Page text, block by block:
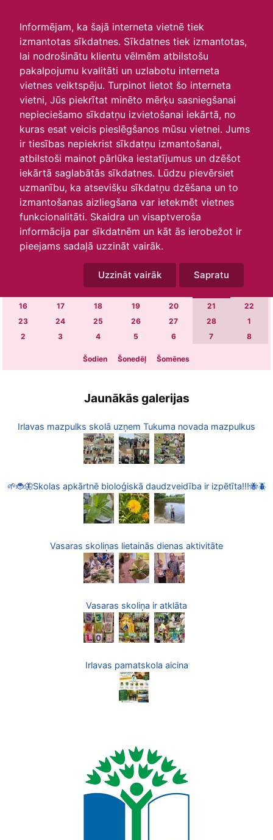
Informējam, ka šajā interneta vietnē tiek
izmantotas sīkdatnes. Sīkdatnes tiek izmantotas,
lai nodrošinātu klientu vēlmēm atbilstošu
pakalpojumu kvalitāti un uzlabotu interneta
vietnes veiktspēju. Turpinot lietot šo interneta
vietni, Jūs piekrītat minēto mērķu sasniegšanai
nepieciešamo sīkdatņu izvietošanai iekārtā, no
kuras esat veicis pieslēgšanos mūsu vietnei. Jums
ir tiesības nepiekrist sīkdatņu izmantošanai,
atbilstoši mainot pārlūka iestatījumus un dzēšot
iekārtā saglabātās sīkdatnes. Lūdzu pievērsiet
uzmanību, ka atsevišķu sīkdatņu dzēšana un to
izmantošanas aizliegšana var ietekmēt vietnes
funkcionalitāti. Skaidra un visaptveroša
informācija par sīkdatnēm un kāt ās ierobežot ir
pieejams sadaļā uzzināt vairāk.
Uzzināt vairāk Sapratu
Skats :
Aktuālie
Šodien Šonedēļ
Šomēnes
Arhīvs
O T S
4 5 7
11 12 13 14
16
17 18 19 20 21
22
23
24 25 26 27 28
1
2
3 4 5 6 7 8
Šodien Šonedēļ Šomēnes
Jaunākās galerijas
Irlavas mazpulks skolā uzņem Tukuma novada mazpulkus
🌱🐞🦋Skolas apkārtnē bioloģiskā daudzveidība ir izpētīta!!!🐝🪲
Vasaras skoliņas lietainās dienas aktivitāte
Vasaras skoliņa ir atklāta
Irlavas pamatskola aicina